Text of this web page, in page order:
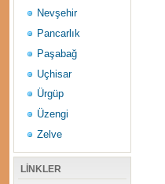
Nevşehir
Pancarlık
Paşabağ
Uçhisar
Ürgüp
Üzengi
Zelve
LİNKLER